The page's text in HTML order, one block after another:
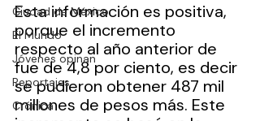
Ciudad de México
El Mundo
Jóvenes opinan
Reportajes
Crónica
Esta información es positiva,
porque el incremento
respecto al año anterior de
fue de 4,8 por ciento, es decir
se pudieron obtener 487 mil
millones de pesos más. Este